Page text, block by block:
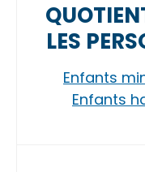
LES
Enfants
Enfants